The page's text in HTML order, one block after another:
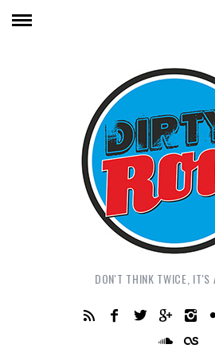
DON'T THINK TWICE, IT'S